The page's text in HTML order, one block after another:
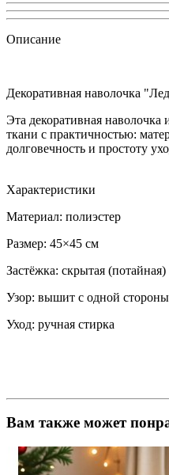
Описание
Декоративная наволочка
Эта декоративная наволочка
ткани с практичностью:
долговечность и простоту
Характеристики
Материал: полиэстер
Размер: 45×45 см
Застёжка: скрытая
Узор: вышит с одной
Уход: ручная стирка
Вам также может